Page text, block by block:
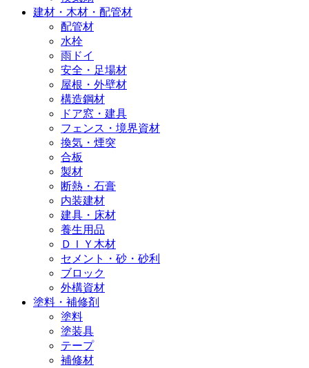
建材・木材・配管材
配管材
水栓
雨ドイ
安全・足場材
屋根・外壁材
構造鋼材
ドア窓・建具
フェンス・境界資材
換気・煙突
合板
製材
断熱・石膏
内装建材
建具・床材
養生用品
ＤＩＹ木材
セメント・砂・砂利
ブロック
外構資材
塗料・補修剤
塗料
塗装具
テープ
補修材